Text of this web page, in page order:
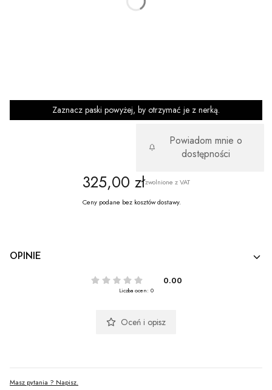
Zaznacz paski powyżej, by otrzymać je z nerką.
Powiadom mnie o
dostępności
Cena
325,00 złzwolnione z VAT
Ceny podane bez kosztów dostawy.
OPINIE
0.00
Liczba ocen: 0
Oceń i opisz
Masz pytania ? Napisz.